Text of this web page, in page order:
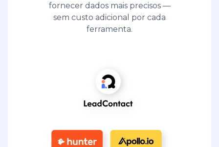
fornecer dados mais precisos —
sem custo adicional por cada
ferramenta.